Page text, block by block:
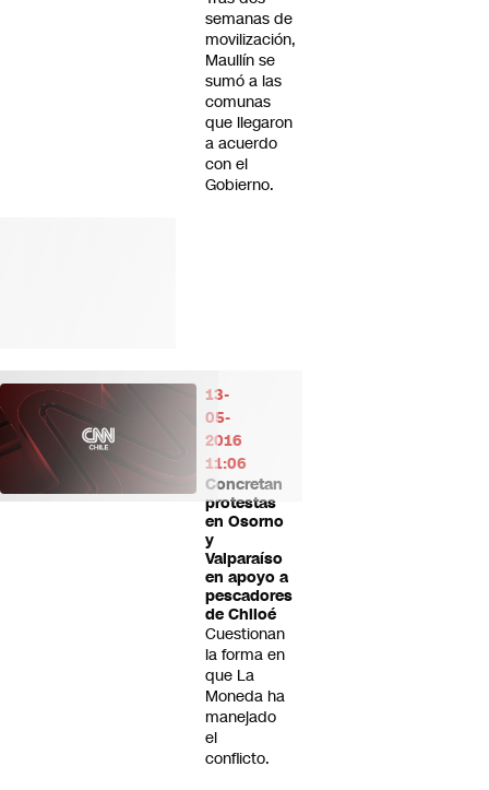
semanas de
movilización,
Maullín se
sumó a las
comunas
que llegaron
a acuerdo
con el
Gobierno.
13-
05-
2016
11:06
Concretan
protestas
en Osorno
y
Valparaíso
en apoyo a
pescadores
de Chiloé
Cuestionan
la forma en
que La
Moneda ha
manejado
el
conflicto.